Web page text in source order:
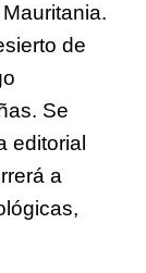
de
Se
editorial
a